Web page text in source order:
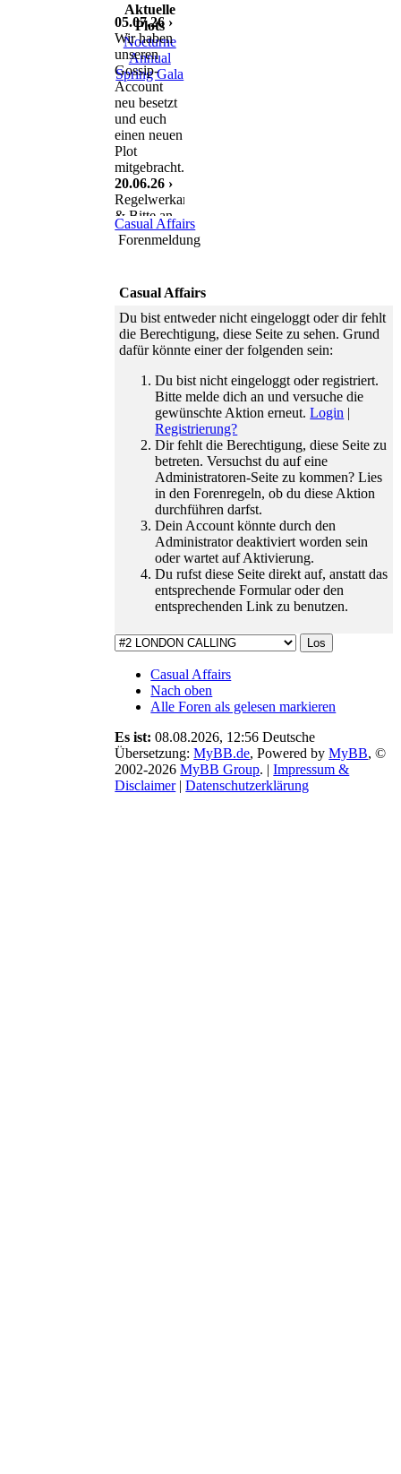
Aktuelle
Plots
Nocturne
Annual
Spring Gala
05.07.26 ›
Wir haben
unseren
Gossip-
Account
neu besetzt
und euch
einen neuen
Plot
mitgebracht.
20.06.26 ›
Regelwerkanpassung
& Bitte an
euch
11.06.26 ›
Teamabschied
haben wir
einen
freudigen
zu feiern.
01.06.26 ›
Zeitsprung
ist da: wir
verabschieden
den Februar
gewinnen
dafür den
Mai 2023.
16.01.26 ›
Wir gehen
auf euer
Feedback
bringen
ebenso
Änderungen
zu den
Archivierungen
und Credits
mit. Ebenso
ist der
Aufnahmestopp
beendet und
Casual Affairs
Forenmeldung
Casual Affairs
Du bist entweder nicht eingeloggt oder dir fehlt
die Berechtigung, diese Seite zu sehen. Grund
dafür könnte einer der folgenden sein:
Du bist nicht eingeloggt oder registriert.
Bitte melde dich an und versuche die
gewünschte Aktion erneut.Login |
Registrierung?
Dir fehlt die Berechtigung, diese Seite zu
betreten. Versuchst du auf eine
Administratoren-Seite zu kommen? Lies
in den Forenregeln, ob du diese Aktion
durchführen darfst.
Dein Account könnte durch den
Administrator deaktiviert worden sein
oder wartet auf Aktivierung.
Du rufst diese Seite direkt auf, anstatt das
entsprechende Formular oder den
entsprechenden Link zu benutzen.
Casual Affairs
Nach oben
Alle Foren als gelesen markieren
Es ist: 08.08.2026, 12:56 Deutsche
Übersetzung:MyBB.de, Powered by MyBB, ©
2002-2026MyBB Group. |Impressum &
Disclaimer|Datenschutzerklärung